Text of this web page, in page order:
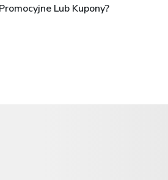
Lub Kupony?